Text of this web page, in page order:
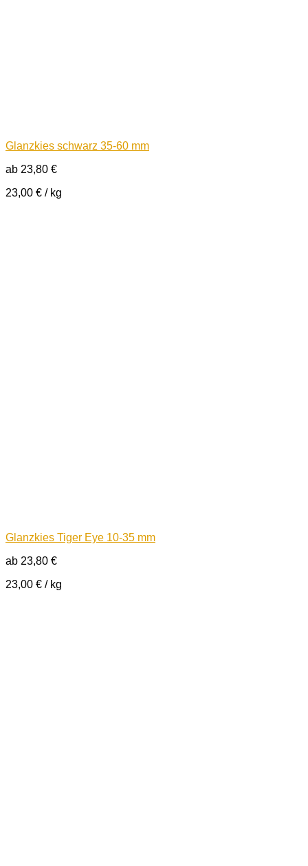
Glanzkies schwarz 35-60 mm
ab 23,80 €
23,00 € / kg
Glanzkies Tiger Eye 10-35 mm
ab 23,80 €
23,00 € / kg